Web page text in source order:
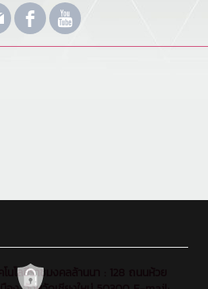
โลยีราชมงคลล้านนา : 128 ถนนห้วย